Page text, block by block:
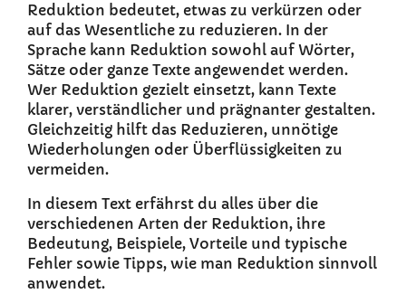
Reduktion bedeutet, etwas zu verkürzen oder
auf das Wesentliche zu reduzieren. In der
Sprache kann Reduktion sowohl auf Wörter,
Sätze oder ganze Texte angewendet werden.
Wer Reduktion gezielt einsetzt, kann Texte
klarer, verständlicher und prägnanter gestalten.
Gleichzeitig hilft das Reduzieren, unnötige
Wiederholungen oder Überflüssigkeiten zu
vermeiden.
In diesem Text erfährst du alles über die
verschiedenen Arten der Reduktion, ihre
Bedeutung, Beispiele, Vorteile und typische
Fehler sowie Tipps, wie man Reduktion sinnvoll
anwendet.